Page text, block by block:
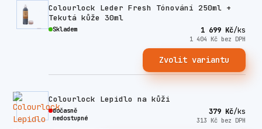
Colourlock Leder Fresh Tónování 250ml +
Tekutá kůže 30ml
1 699 Kč/ks
1 404 Kč bez DPH
Skladem
Zvolit variantu
Colourlock Lepidlo na kůži
379 Kč/ks
313 Kč bez DPH
dočasně
nedostupné